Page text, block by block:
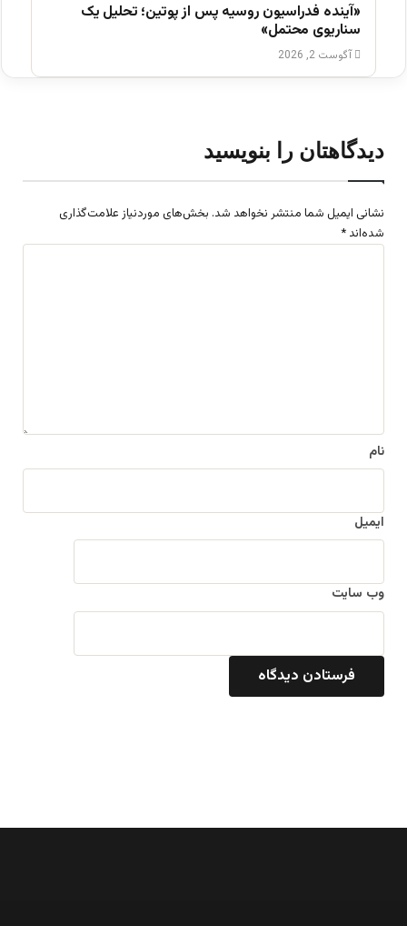
«آینده فدراسیون روسیه پس از پوتین؛ تحلیل یک
سناریوی محتمل»
آگوست 2, 2026
دیدگاهتان را بنویسید
نشانی ایمیل شما منتشر نخواهد شد. بخش‌های موردنیاز علامت‌گذاری
شده‌اند *
نام
ایمیل
وب‌ سایت